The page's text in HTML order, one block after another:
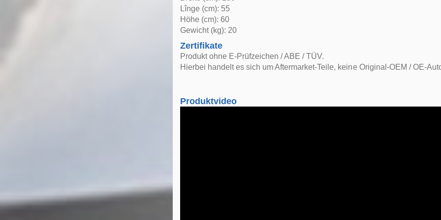
Lînge (cm): 55
Höhe (cm): 60
Gewicht (kg): 20
Zertifikate
Produkt ohne E-Prüfzeichen / ABE / TÜV.
Hierbei handelt es sich um Aftermarket-Teile, keine Original-OEM / OE-
Produktvideo